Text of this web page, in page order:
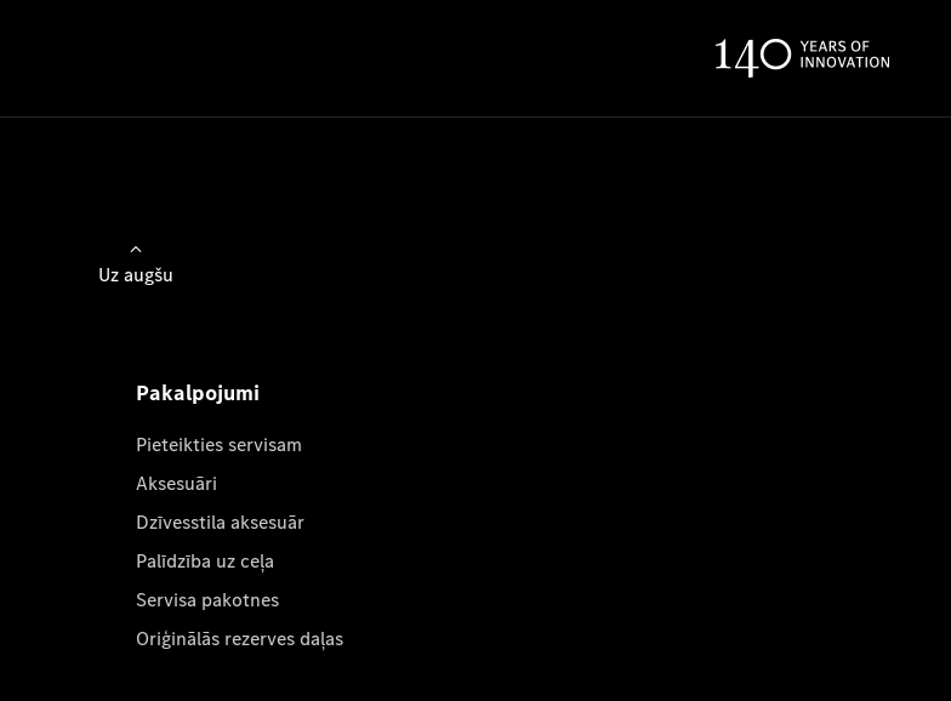
Uz augšu
Pakalpojumi
Pieteikties servisam
Aksesuāri
Dzīvesstila aksesuār
Palīdzība uz ceļa
Servisa pakotnes
Oriģinālās rezerves daļas